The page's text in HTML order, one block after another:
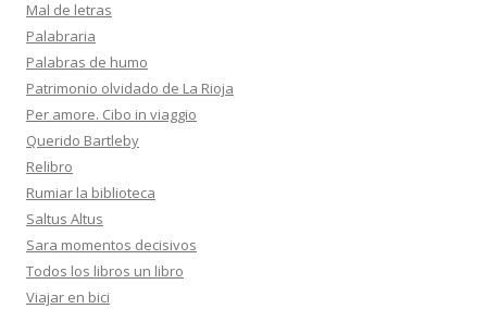
Mal de letras
Palabraria
Palabras de humo
Patrimonio olvidado de La Rioja
Per amore. Cibo in viaggio
Querido Bartleby
Relibro
Rumiar la biblioteca
Saltus Altus
Sara momentos decisivos
Todos los libros un libro
Viajar en bici